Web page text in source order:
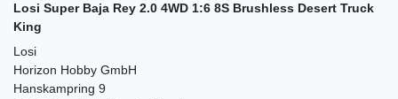
Losi Super Baja Rey 2.0 4WD 1:6 8S Brushless Desert Truck
King
Losi
Horizon Hobby GmbH
Hanskampring 9